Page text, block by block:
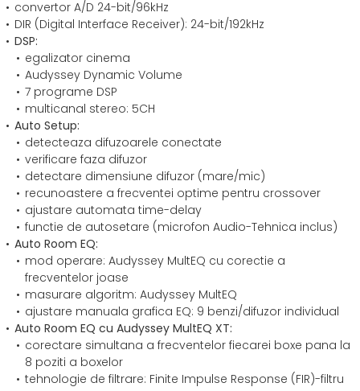
convertor A/D 24-bit/96kHz
DIR (Digital Interface Receiver): 24-bit/192kHz
DSP:
egalizator cinema
Audyssey Dynamic Volume
7 programe DSP
multicanal stereo: 5CH
Auto Setup:
detecteaza difuzoarele conectate
verificare faza difuzor
detectare dimensiune difuzor (mare/mic)
recunoastere a frecventei optime pentru crossover
ajustare automata time-delay
functie de autosetare (microfon Audio-Tehnica inclus)
Auto Room EQ:
mod operare: Audyssey MultEQ cu corectie a
frecventelor joase
masurare algoritm: Audyssey MultEQ
ajustare manuala grafica EQ: 9 benzi/difuzor individual
Auto Room EQ cu Audyssey MultEQ XT:
corectare simultana a frecventelor fiecarei boxe pana la
8 poziti a boxelor
tehnologie de filtrare: Finite Impulse Response (FIR)-filtru